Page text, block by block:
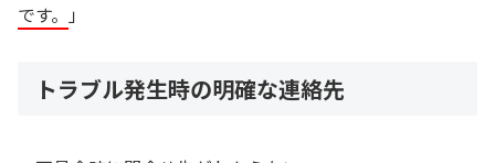
です。 」
トラブル発生時の明確な連絡先